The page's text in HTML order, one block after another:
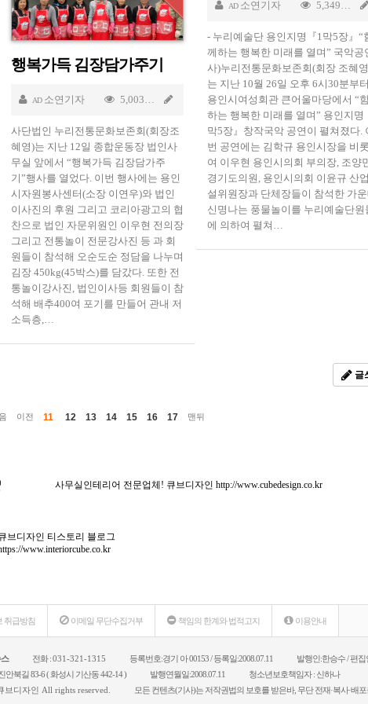
AD 소연기자 5,349
- 누리예술단 용인지명『1막5장』“
께하는 행복한 미래를 열며” 국악공
사)누리전통문화보존회(회장 조혜
는 지난 10월 26일 오후 6시30분부터
용인시여성회관 큰어울마당에서 “
하는 행복한 미래를 열며” 용인지명
막5장』창작국악 공연이 펼쳐졌다.
번 공연에는 김학규 용인시장을 비
여 이우현 용인시의회 부의장, 조양
경기도의원, 용인시의회 이윤규 산
설위원장과 단체장들이 참석한 가운
신명나는 풍물놀이를 누리예술단원
에 의하여 펼쳐…
행복가득 김장담가주기
AD 소연기자 5,003 Nov 19 2011
사단법인 누리전통문화보존회(회장조
혜영)는 지난 12일 종합운동장 법인사
무실 앞에서 “행복가득 김장담가주
기”행사를 열었다. 이번 행사에는 용인
시자원봉사센터(소장 이연우)와 법인
이사진의 후원 그리고 코리아광고의 협
찬으로 법인 자문위원인 이우현 전의장
그리고 전통놀이 전문강사진 등 과 회
원들이 참석해 오순도순 정담을 나누며
김장 450kg(45박스)를 담갔다. 또한 전
통놀이강사진, 법인이사등 회원들이 참
석해 배추400여 포기를 만들어 관내 저
소득층,…
글
이전 11 12 13 14 15 16 17 맨뒤
사무실인테리어 전문업체! 큐브디자인 http://www.cubedesign.co.kr
브디자인 티스토리 블로그
www.interiorcube.co.kr
취급방침 이메일 무단수집거부 책임의 한계와 법적고지 이용안내
전화 :031-321-1315 등록번호:경기 아 00153 / 등록일:2008.07.11
발행인:한승수 / 편
안북길 83-6 ( 화성시 기산동 442-14 )
발행연월일:2008.07.11
청소년보호책임자 : 신하나
브디자인 All rights reserved. 모든 컨텐츠(기사)는 저작권법의 보호를 받은바, 무단 전재·복사·배